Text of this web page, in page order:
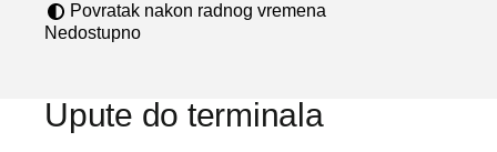
Povratak nakon radnog vremena
Nedostupno
Upute do terminala